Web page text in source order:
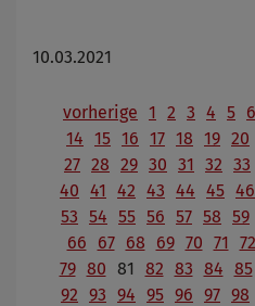
10.03.2021
vorherige 1 2 3 4 5 6
14 15 16 17 18 19 20
27 28 29 30 31 32 33
40 41 42 43 44 45 46
53 54 55 56 57 58 59
66
67 68 69 70 71 72
79 80 81 82 83 84 85
92 93 94 95 96 97 98